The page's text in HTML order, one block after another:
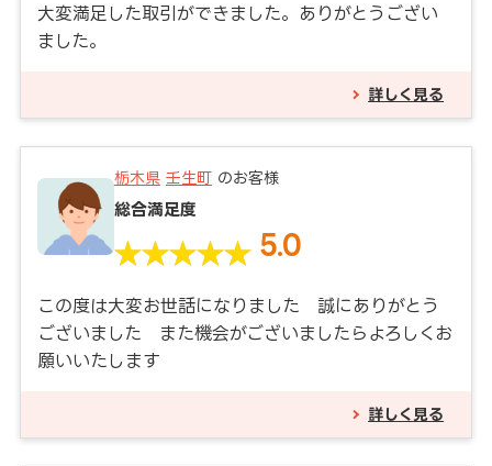
大変満足した取引ができました。ありがとうござい
ました。
詳しく見る
栃木県 壬生町 のお客様
総合満足度
5.0
この度は大変お世話になりました 誠にありがとう
ございました また機会がございましたらよろしくお
願いいたします
詳しく見る